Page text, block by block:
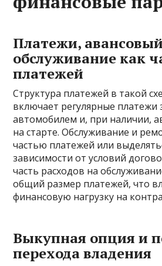
Платежи,
обслуживание как
платежей
Структура платежей в такой
включает регулярные платежи
автомобилем и, при наличии,
на старте. Обслуживание и
частью платежей или
зависимости от условий
часть расходов на
общий размер платежей, что
финансовую нагрузку на
Выкупная опция и
перехода владения